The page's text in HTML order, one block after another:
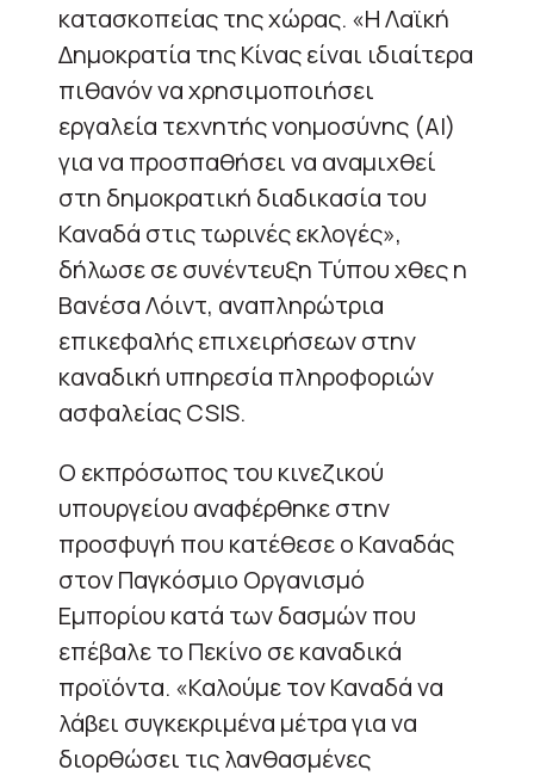
κατασκοπείας της χώρας. «Η Λαϊκή
Δημοκρατία της Κίνας είναι ιδιαίτερα
πιθανόν να χρησιμοποιήσει
εργαλεία τεχνητής νοημοσύνης (ΑΙ)
για να προσπαθήσει να αναμιχθεί
στη δημοκρατική διαδικασία του
Καναδά στις τωρινές εκλογές»,
δήλωσε σε συνέντευξη Τύπου χθες η
Βανέσα Λόιντ, αναπληρώτρια
επικεφαλής επιχειρήσεων στην
καναδική υπηρεσία πληροφοριών
ασφαλείας CSIS.
Ο εκπρόσωπος του κινεζικού
υπουργείου αναφέρθηκε στην
προσφυγή που κατέθεσε ο Καναδάς
στον Παγκόσμιο Οργανισμό
Εμπορίου κατά των δασμών που
επέβαλε το Πεκίνο σε καναδικά
προϊόντα. «Καλούμε τον Καναδά να
λάβει συγκεκριμένα μέτρα για να
διορθώσει τις λανθασμένες